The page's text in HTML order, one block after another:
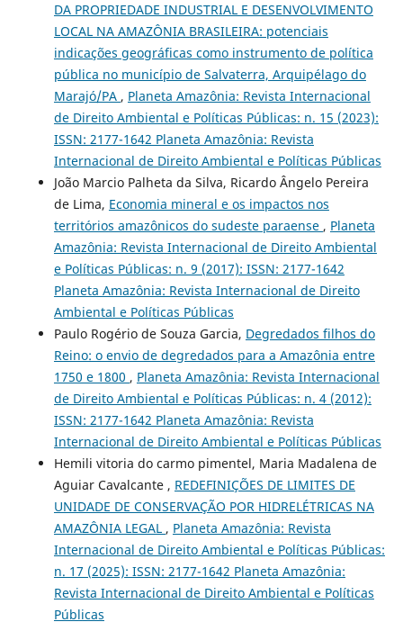
DA PROPRIEDADE INDUSTRIAL E DESENVOLVIMENTO
LOCAL NA AMAZÔNIA BRASILEIRA: potenciais
indicações geográficas como instrumento de política
pública no município de Salvaterra, Arquipélago do
Marajó/PA , Planeta Amazônia: Revista Internacional
de Direito Ambiental e Políticas Públicas: n. 15 (2023):
ISSN: 2177-1642 Planeta Amazônia: Revista
Internacional de Direito Ambiental e Políticas Públicas
João Marcio Palheta da Silva, Ricardo Ângelo Pereira
de Lima, Economia mineral e os impactos nos
territórios amazônicos do sudeste paraense , Planeta
Amazônia: Revista Internacional de Direito Ambiental
e Políticas Públicas: n. 9 (2017): ISSN: 2177-1642
Planeta Amazônia: Revista Internacional de Direito
Ambiental e Políticas Públicas
Paulo Rogério de Souza Garcia, Degredados filhos do
Reino: o envio de degredados para a Amazônia entre
1750 e 1800 , Planeta Amazônia: Revista Internacional
de Direito Ambiental e Políticas Públicas: n. 4 (2012):
ISSN: 2177-1642 Planeta Amazônia: Revista
Internacional de Direito Ambiental e Políticas Públicas
Hemili vitoria do carmo pimentel, Maria Madalena de
Aguiar Cavalcante , REDEFINIÇÕES DE LIMITES DE
UNIDADE DE CONSERVAÇÃO POR HIDRELÉTRICAS NA
AMAZÔNIA LEGAL , Planeta Amazônia: Revista
Internacional de Direito Ambiental e Políticas Públicas:
n. 17 (2025): ISSN: 2177-1642 Planeta Amazônia:
Revista Internacional de Direito Ambiental e Políticas
Públicas